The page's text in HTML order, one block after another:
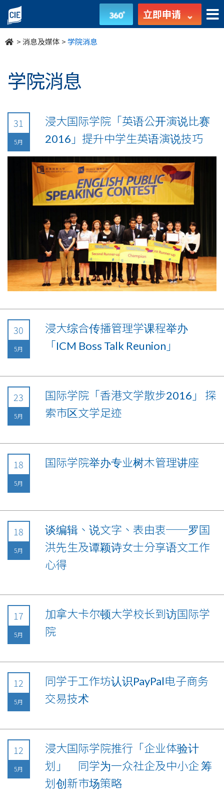
undefined 立即申请
>消息及媒体 >学院消息
学院消息
31
5月
浸大国际学院「英语公开演说比赛
2016」提升中学生英语演说技巧
30
5月
浸大综合传播管理学课程举办
「ICM Boss Talk Reunion」
23
5月
国际学院「香港文学散步2016」 探
索市区文学足迹
18
5月
国际学院举办专业树木管理讲座
18
5月
谈编辑、说文字、表由衷──罗国
洪先生及谭颖诗女士分享语文工作
心得
17
5月
加拿大卡尔顿大学校长到访国际学
院
12
5月
同学于工作坊认识PayPal电子商务
交易技术
12
5月
浸大国际学院推行「企业体验计
划」 同学为一众社企及中小企 筹
划创新市场策略